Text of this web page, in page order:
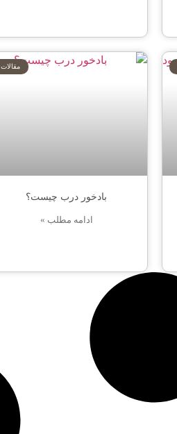
مقالات
بادخور درب چیست؟
ادامه مطلب »